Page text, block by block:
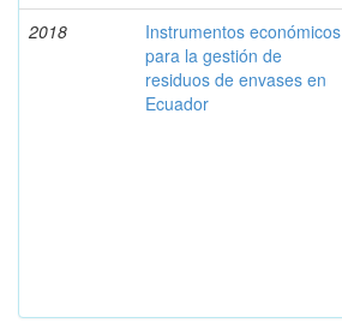
2018
Instrumentos económicos
para la gestión de
residuos de envases en
Ecuador